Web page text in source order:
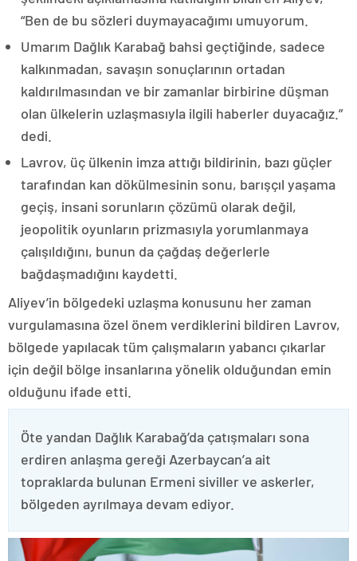
“Ben de bu sözleri duymayacağımı umuyorum.
Umarım Dağlık Karabağ bahsi geçtiğinde, sadece
kalkınmadan, savaşın sonuçlarının ortadan
kaldırılmasından ve bir zamanlar birbirine düşman
olan ülkelerin uzlaşmasıyla ilgili haberler duyacağız.”
dedi.
Lavrov, üç ülkenin imza attığı bildirinin, bazı güçler
tarafından kan dökülmesinin sonu, barışçıl yaşama
geçiş, insani sorunların çözümü olarak değil,
jeopolitik oyunların prizmasıyla yorumlanmaya
çalışıldığını, bunun da çağdaş değerlerle
bağdaşmadığını kaydetti.
Aliyev’in bölgedeki uzlaşma konusunu her zaman
vurgulamasına özel önem verdiklerini bildiren Lavrov,
bölgede yapılacak tüm çalışmaların yabancı çıkarlar
için değil bölge insanlarına yönelik olduğundan emin
olduğunu ifade etti.
Öte yandan Dağlık Karabağ’da çatışmaları sona
erdiren anlaşma gereği Azerbaycan’a ait
topraklarda bulunan Ermeni siviller ve askerler,
bölgeden ayrılmaya devam ediyor.